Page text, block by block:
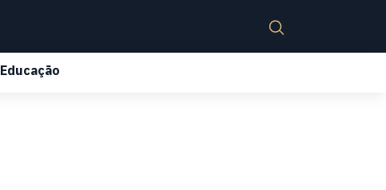
Educação